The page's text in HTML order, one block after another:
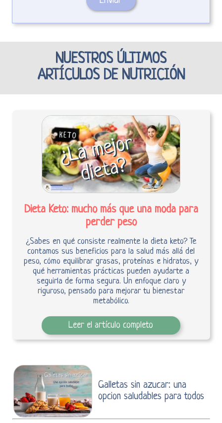
NUESTROS ÚLTIMOS
ARTÍCULOS DE NUTRICIÓN
Dieta Keto: mucho más que una moda para
perder peso
¿Sabes en qué consiste realmente la dieta keto? Te
contamos sus beneficios para la salud más allá del
peso, cómo equilibrar grasas, proteínas e hidratos, y
qué herramientas prácticas pueden ayudarte a
seguirla de forma segura. Un enfoque claro y
riguroso, pensado para mejorar tu bienestar
metabólico.
Leer el artículo completo
Galletas sin azucar: una
opcion saludables para todos